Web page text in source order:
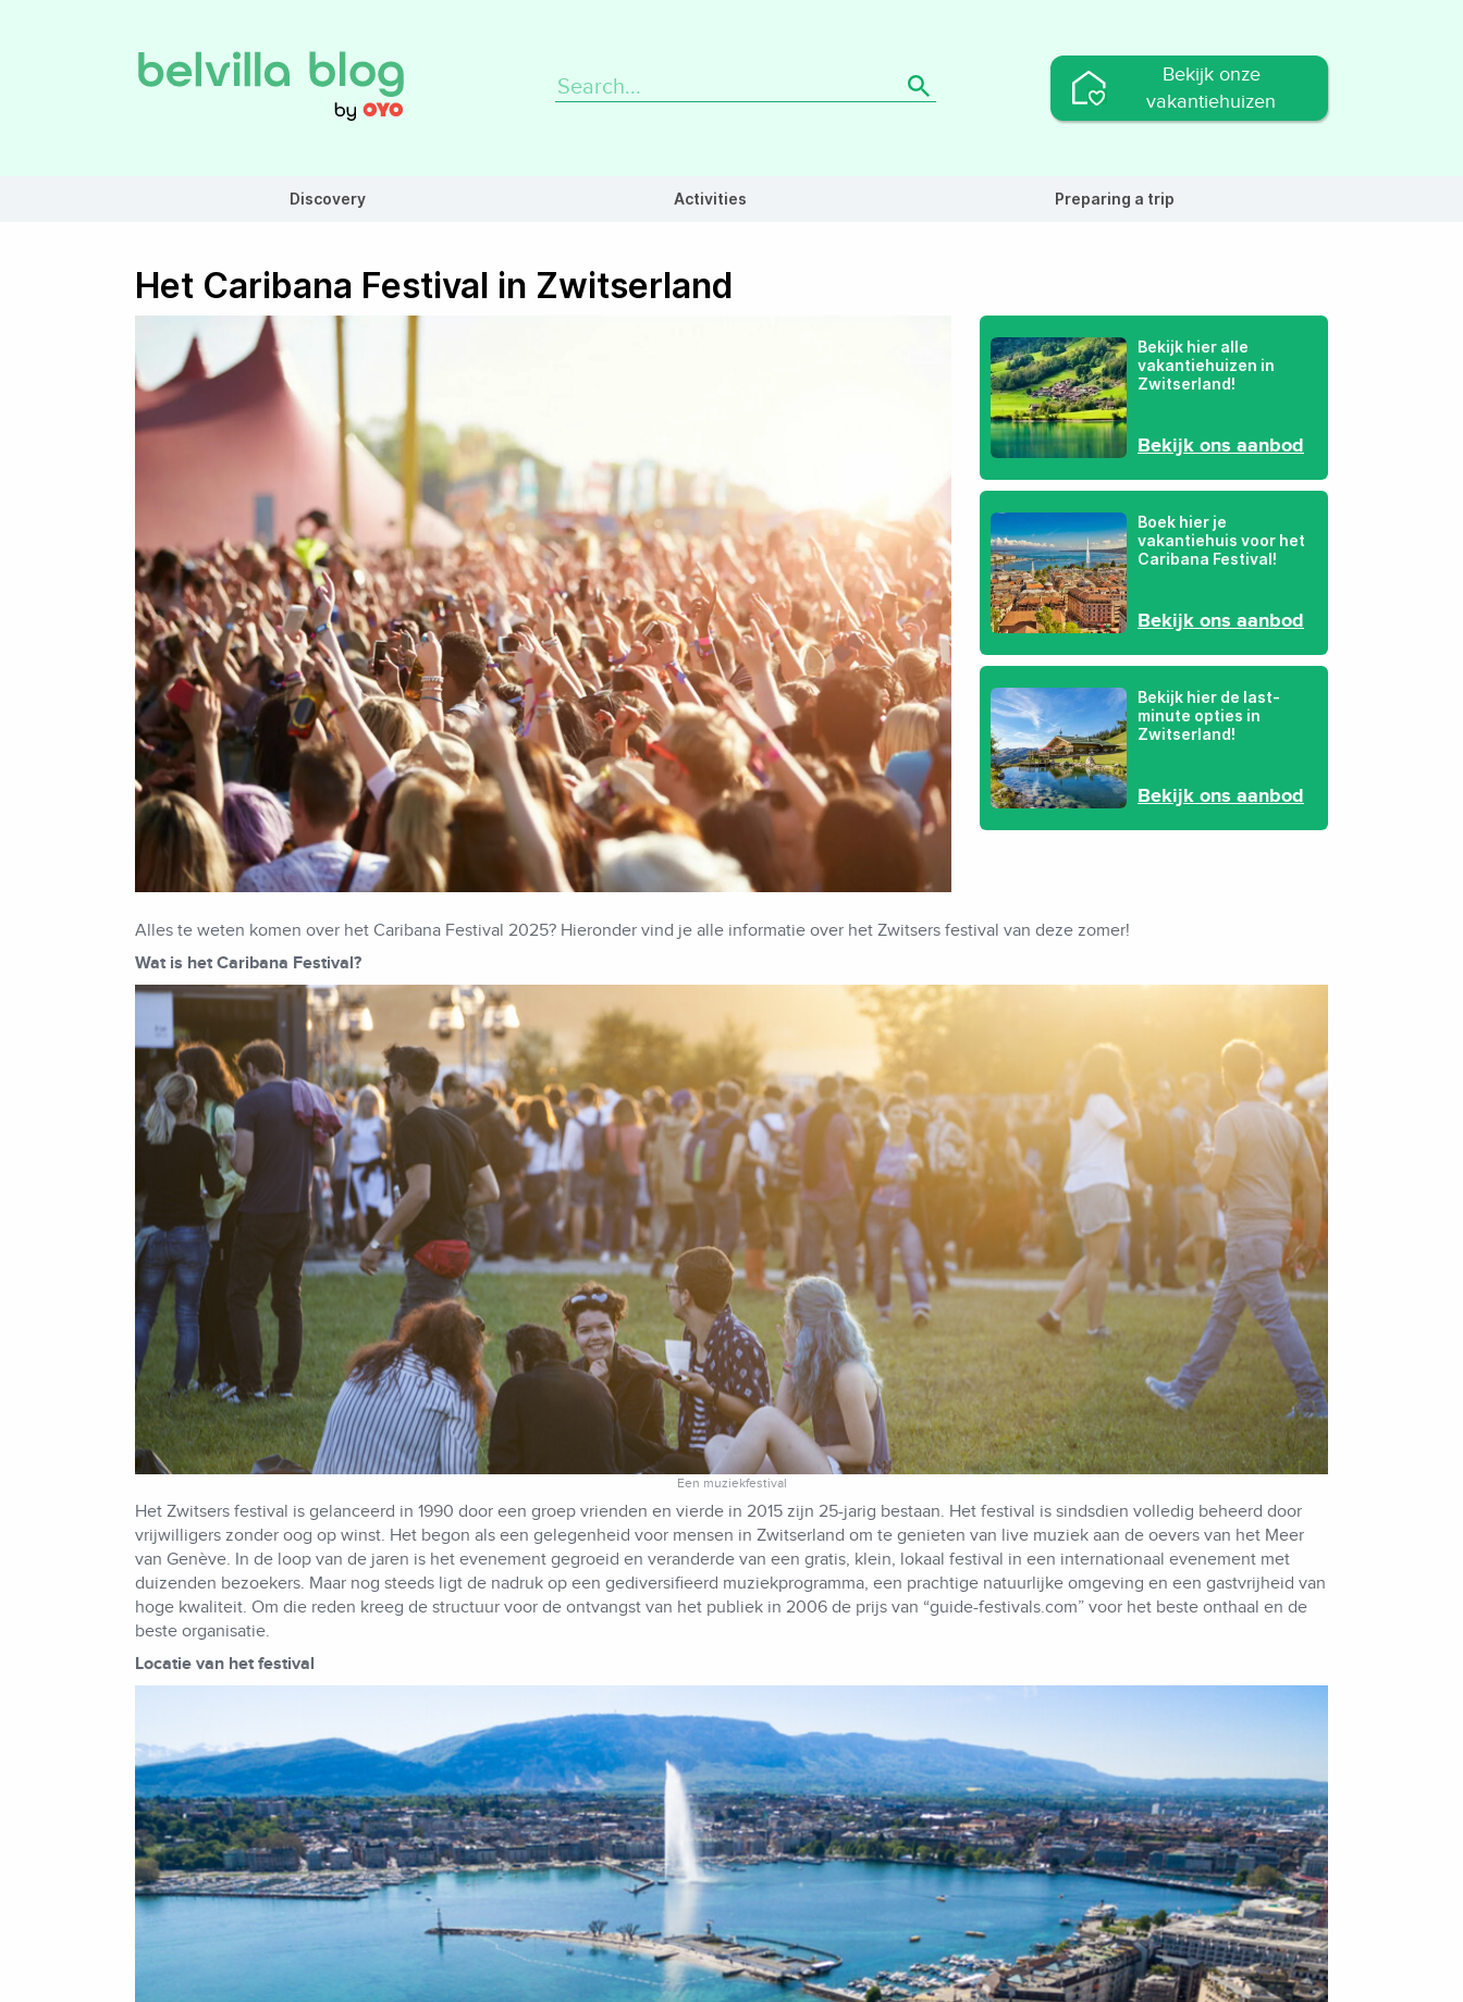
Search
for:
Bekijk onze
vakantiehuizen
Discovery Activities Preparing a trip
Het Caribana Festival in Zwitserland
Bekijk hier alle
vakantiehuizen in
Zwitserland!
Bekijk ons aanbod
Boek hier je
vakantiehuis voor het
Caribana Festival!
Bekijk ons aanbod
Bekijk hier de last-
minute opties in
Zwitserland!
Bekijk ons aanbod
Alles te weten komen over het Caribana Festival 2025? Hieronder vind je alle informatie over het Zwitsers festival van deze zomer!
Wat is het Caribana Festival?
Een muziekfestival
Het Zwitsers festival is gelanceerd in 1990 door een groep vrienden en vierde in 2015 zijn 25-jarig bestaan. Het festival is sindsdien volledig beheerd door
vrijwilligers zonder oog op winst. Het begon als een gelegenheid voor mensen in Zwitserland om te genieten van live muziek aan de oevers van het Meer
van Genève. In de loop van de jaren is het evenement gegroeid en veranderde van een gratis, klein, lokaal festival in een internationaal evenement met
duizenden bezoekers. Maar nog steeds ligt de nadruk op een gediversifieerd muziekprogramma, een prachtige natuurlijke omgeving en een gastvrijheid van
hoge kwaliteit. Om die reden kreeg de structuur voor de ontvangst van het publiek in 2006 de prijs van “guide-festivals.com” voor het beste onthaal en de
beste organisatie.
Locatie van het festival